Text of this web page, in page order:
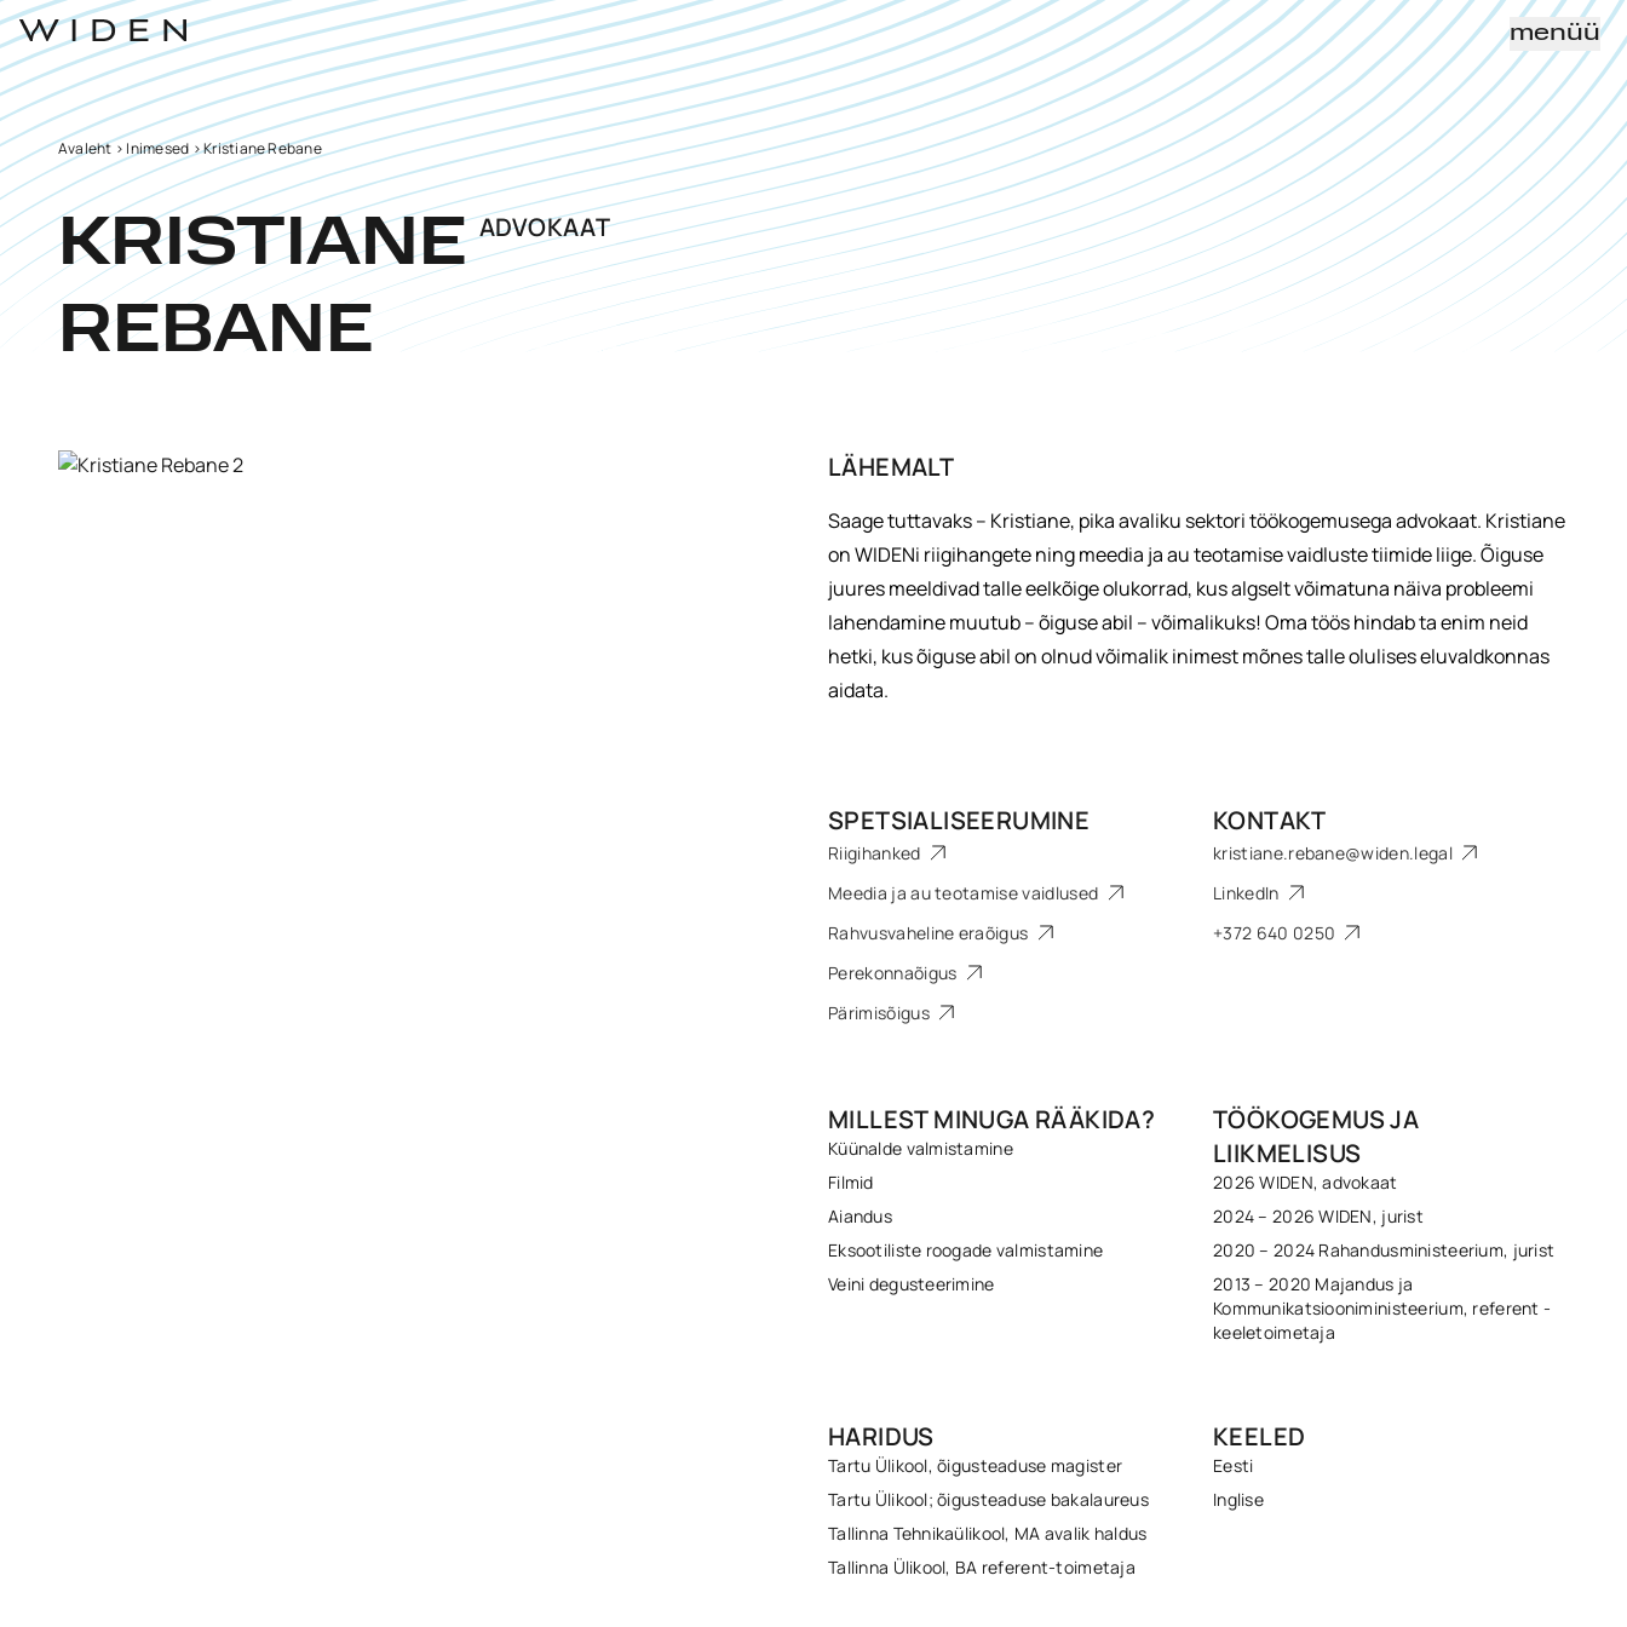
menüü
Avaleht> Inimesed >Kristiane Rebane
KRISTIANE ADVOKAAT
REBANE
LÄHEMALT
Saage tuttavaks – Kristiane, pika avaliku sektori töökogemusega advokaat. Kristiane
on WIDENi riigihangete ning meedia ja au teotamise vaidluste tiimide liige. Õiguse
juures meeldivad talle eelkõige olukorrad, kus algselt võimatuna näiva probleemi
lahendamine muutub – õiguse abil – võimalikuks! Oma töös hindab ta enim neid
hetki, kus õiguse abil on olnud võimalik inimest mõnes talle olulises eluvaldkonnas
aidata.
SPETSIALISEERUMINE
Riigihanked
Meedia ja au teotamise vaidlused
Rahvusvaheline eraõigus
Perekonnaõigus
Pärimisõigus
KONTAKT
kristiane.rebane@widen.legal
LinkedIn
+372 640 0250
MILLEST MINUGA RÄÄKIDA?
Küünalde valmistamine
Filmid
Aiandus
Eksootiliste roogade valmistamine
Veini degusteerimine
TÖÖKOGEMUS JA
LIIKMELISUS
2026 WIDEN, advokaat
2024 – 2026 WIDEN, jurist
2020 – 2024 Rahandusministeerium, jurist
2013 – 2020 Majandus ja
Kommunikatsiooniministeerium, referent -
keeletoimetaja
HARIDUS
Tartu Ülikool, õigusteaduse magister
Tartu Ülikool; õigusteaduse bakalaureus
Tallinna Tehnikaülikool, MA avalik haldus
Tallinna Ülikool, BA referent-toimetaja
KEELED
Eesti
Inglise